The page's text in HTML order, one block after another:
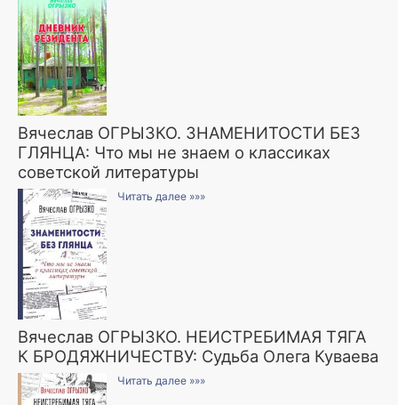
Вячеслав ОГРЫЗКО. ЗНАМЕНИТОСТИ БЕЗ
ГЛЯНЦА: Что мы не знаем о классиках
советской литературы
Читать далее »»»
Вячеслав ОГРЫЗКО. НЕИСТРЕБИМАЯ ТЯГА
К БРОДЯЖНИЧЕСТВУ: Судьба Олега Куваева
Читать далее »»»